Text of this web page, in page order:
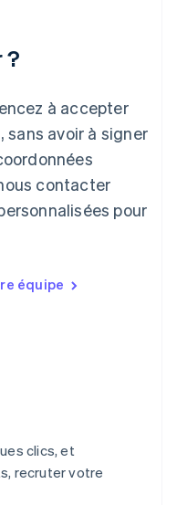
?
à accepter
avoir à signer
contacter
pour
équipe
clics, et
recruter votre